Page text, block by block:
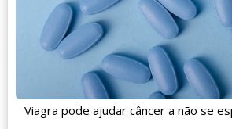
Viagra pode ajudar câncer a não se